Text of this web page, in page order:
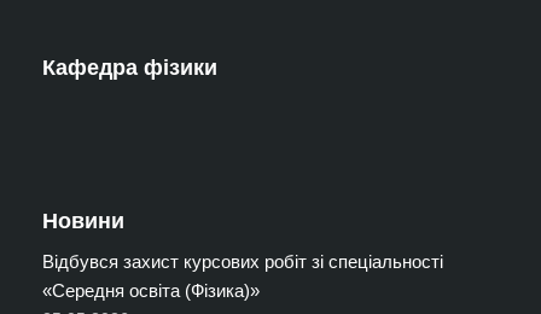
Кафедра фізики
Новини
Відбувся захист курсових робіт зі спеціальності
«Середня освіта (Фізика)»